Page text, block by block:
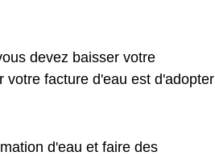
devez baisser votre
facture d'eau est d'adopter
d'eau et faire des